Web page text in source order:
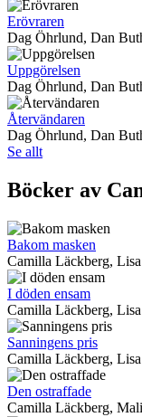
Erövraren
Dag Öhrlund, Dan
Uppgörelsen
Dag Öhrlund, Dan
Återvändaren
Dag Öhrlund, Dan
Se allt
Böcker av
Bakom masken
Camilla Läckberg,
I döden ensam
Camilla Läckberg,
Sanningens pris
Camilla Läckberg,
Den ostraffade
Camilla Läckberg,